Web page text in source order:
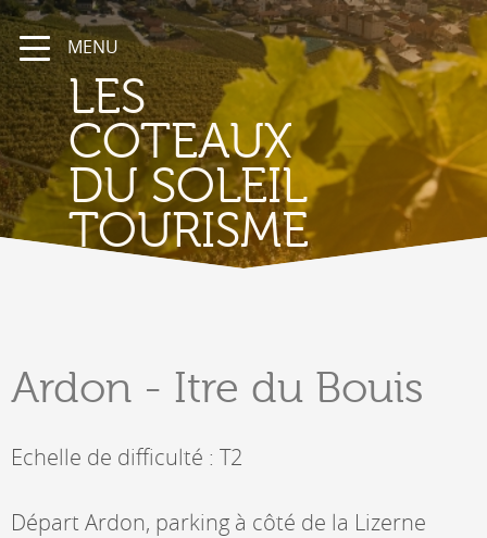
MENU
LES
COTEAUX
DU SOLEIL
TOURISME
Ardon - Itre du Bouis
Echelle de difficulté : T2
Départ Ardon, parking à côté de la Lizerne